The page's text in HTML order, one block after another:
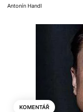
Antonín Handl
KOMENTÁŘ